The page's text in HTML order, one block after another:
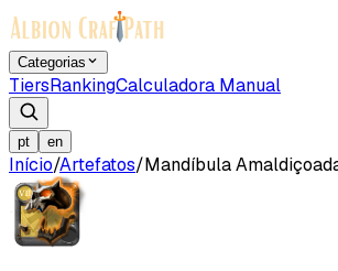
Categorias
TiersRankingCalculadora Manual
pt en
Início/Artefatos/Mandíbula